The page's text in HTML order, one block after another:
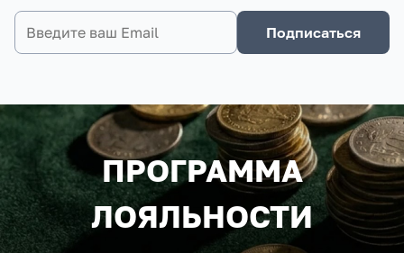
Подписаться
ПРОГРАММА
ЛОЯЛЬНОСТИ